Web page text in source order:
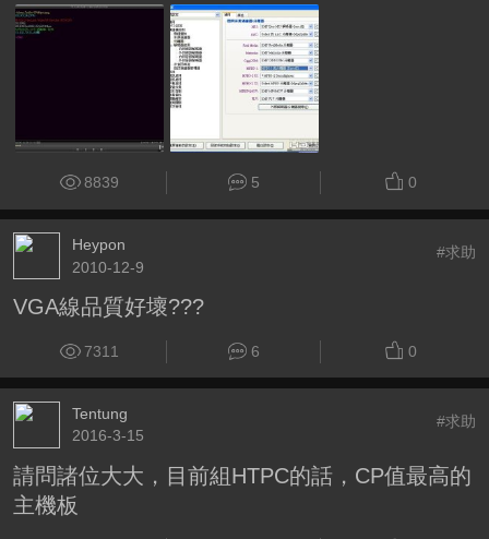
8839 5 0
Heypon
2010-12-9
#求助
VGA線品質好壞???
7311 6 0
Tentung
2016-3-15
#求助
請問諸位大大，目前組HTPC的話，CP值最高的
主機板